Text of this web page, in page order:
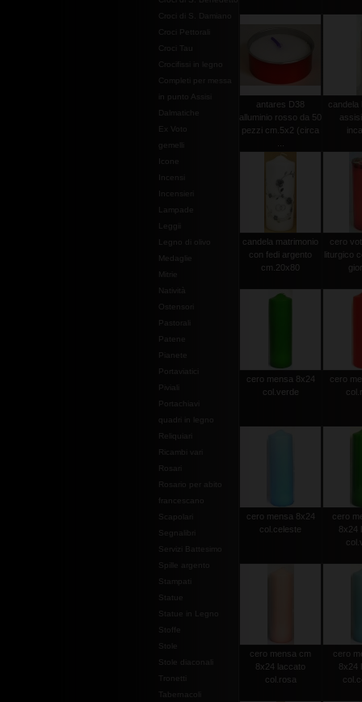
Croci di S. Damiano
Croci Pettorali
Croci Tau
Crocifissi in legno
Completi per messa
in punto Assisi
Dalmatiche
Ex Voto
gemelli
Leggii
Legno di olivo
Medaglie
Mitrie
Natività
Ostensori
Pastorali
Patene
Pianete
Portaviatici
Piviali
Portachiavi
quadri in legno
Reliquiari
Ricambi vari
Rosari
Rosario per abito
francescano
Scapolari
Segnalibri
Servizi Battesimo
Spille argento
Stampati
Statue
Statue in Legno
Stoffe
Stole
Stole diaconali
Tabernacoli
antares D38
alluminio rosso da 50
pezzi cm.5x2 (circa
candela
candela matrimonio
con fedi argento
cm.20x80
cero
liturgico
cero mensa 8x24
col.verde
cero
cero mensa 8x24
col.celeste
cero
8x24
cero mensa cm
8x24 laccato
col.rosa
cero
8x24